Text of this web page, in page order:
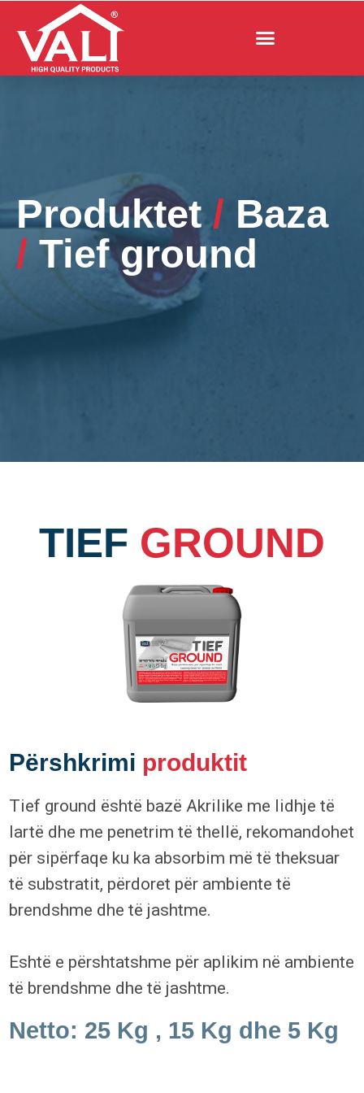
Produktet / Baza
/ Tief ground
TIEF GROUND
Përshkrimi produktit
Tief ground është bazë Akrilike me lidhje të
lartë dhe me penetrim të thellë, rekomandohet
për sipërfaqe ku ka absorbim më të theksuar
të substratit, përdoret për ambiente të
brendshme dhe të jashtme.
Eshtë e përshtatshme për aplikim në ambiente
të brendshme dhe të jashtme.
Netto: 25 Kg , 15 Kg dhe 5 Kg